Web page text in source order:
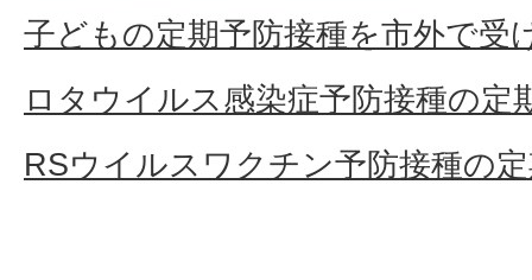
子どもの定期予防接種を市外で受
ロタウイルス感染症予防接種の定
RSウイルスワクチン予防接種の